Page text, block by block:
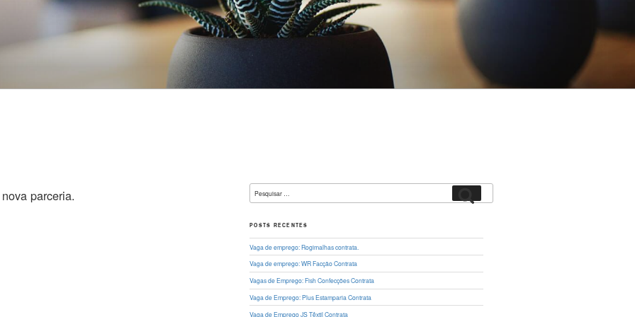
parceria.
Pesquisar
por:
POSTS RECENTES
Vaga de emprego: Rogimalhas contrata.
Vaga de emprego: WR Facção Contrata
Vagas de Emprego: Fish Confecções Contrata
Vaga de Emprego: Plus Estamparia Contrata
Vaga de Emprego JS Têxtil Contrata